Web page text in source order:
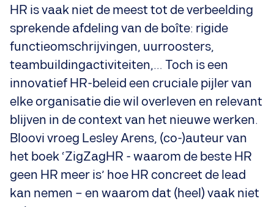
HR is vaak niet de meest tot de verbeelding
sprekende afdeling van de boîte: rigide
functieomschrijvingen, uurroosters,
teambuildingactiviteiten,… Toch is een
innovatief HR-beleid een cruciale pijler van
elke organisatie die wil overleven en relevant
blijven in de context van het nieuwe werken.
Bloovi vroeg Lesley Arens, (co-)auteur van
het boek ‘ZigZagHR - waarom de beste HR
geen HR meer is’ hoe HR concreet de lead
kan nemen – en waarom dat (heel) vaak niet